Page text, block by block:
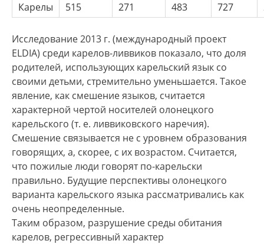
Карелы
515 271 483 727
Исследование 2013 г. (международный проект
ELDIA) среди карелов-ливвиков показало, что доля
родителей, использующих карельский язык со
своими детьми, стремительно уменьшается. Такое
явление, как смешение языков, считается
характерной чертой носителей олонецкого
карельского (т. е. ливвиковского наречия).
Смешение связывается не с уровнем образования
говорящих, а, скорее, с их возрастом. Считается,
что пожилые люди говорят по-карельски
правильно. Будущие перспективы олонецкого
варианта карельского языка рассматривались как
очень неопределенные.
Таким образом, разрушение среды обитания
карелов, регрессивный характер